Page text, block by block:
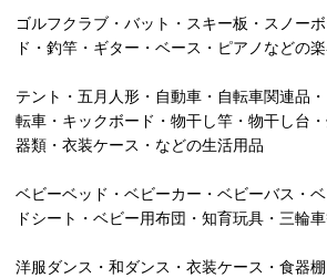
ゴルフクラブ・バット・スキー板・スノー
ド・釣竿・ギター・ベース・ピアノなどの
テント・五月人形・自動車・自転車関連品
転車・キックボード・物干し竿・物干し台
器類・衣装ケース・などの生活用品
ベビーベッド・ベビーカー・ベビーバス・
ドシート・ベビー用布団・知育玩具・三輪
洋服ダンス・和ダンス・衣装ケース・食器